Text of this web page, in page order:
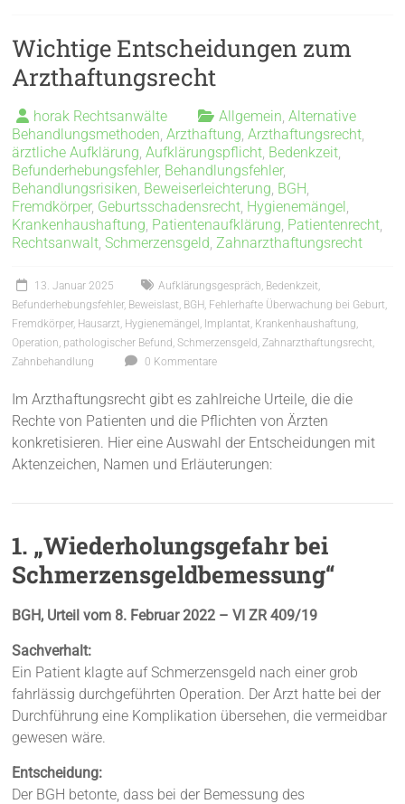
Wichtige Entscheidungen zum
Arzthaftungsrecht
horak Rechtsanwälte Allgemein ,Alternative
Behandlungsmethoden ,Arzthaftung ,Arzthaftungsrecht
ärztliche Aufklärung ,Aufklärungspflicht Bedenkzeit
Befunderhebungsfehler, Behandlungsfehler,
Behandlungsrisiken Beweiserleichterung BGH
Fremdkörper, Geburtsschadensrecht Hygienemängel
Krankenhaushaftung Patientenaufklärung Patientenrecht
Rechtsanwalt ,Schmerzensgeld Zahnarzthaftungsrecht
13. Januar 2025 Aufklärungsgespräch Bedenkzeit
Befunderhebungsfehler, Beweislast BGH Fehlerhafte Überwachung bei Geburt
Fremdkörper, Hausarzt Hygienemängel Implantat Krankenhaushaftung
Operation pathologischer Befund ,Schmerzensgeld Zahnarzthaftungsrecht
Zahnbehandlung
0 Kommentare
Im Arzthaftungsrecht gibt es zahlreiche Urteile, die die
Rechte von Patienten und die Pflichten von Ärzten
konkretisieren. Hier eine Auswahl der Entscheidungen mit
Aktenzeichen, Namen und Erläuterungen:
1. „Wiederholungsgefahr bei
Schmerzensgeldbemessung“
BGH, Urteil vom 8. Februar 2022 – VI ZR 409/19
Sachverhalt:
Ein Patient klagte auf Schmerzensgeld nach einer grob
fahrlässig durchgeführten Operation. Der Arzt hatte bei der
Durchführung eine Komplikation übersehen, die vermeidbar
gewesen wäre.
Entscheidung:
Der BGH betonte, dass bei der Bemessung des